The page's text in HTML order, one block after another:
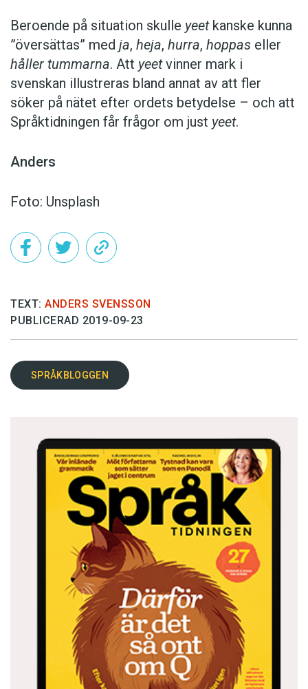
Beroende på situation skulle yeetkanske kunna
”översättas” med ja, heja, hurra, hoppas eller
håller tummarna. Att yeetvinner mark i
svenskan illustreras bland annat av att fler
söker på nätet efter ordets betydelse – och att
Språktidningen får frågor om just yeet.
Anders
Foto: Unsplash
TEXT: ANDERS SVENSSON
PUBLICERAD 2019-09-23
SPRÅKBLOGGEN